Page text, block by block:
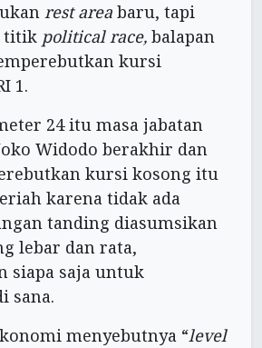
rest area baru, tapi
titik political race, balapan
kursi
1.
24 itu masa jabatan
Widodo berakhir dan
kursi kosong itu
karena tidak ada
tanding diasumsikan
lebar dan rata,
siapa saja untuk
sana.
menyebutnya “level